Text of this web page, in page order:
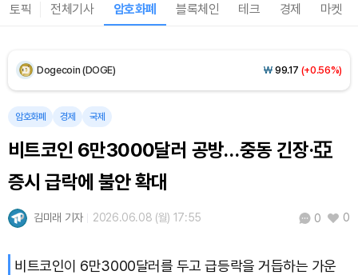
토픽 전체기사 암호화폐 블록체인 테크 경제 마켓
Hyperliquid (HYPE)
Dogecoin (DOGE) ₩ 99.17 (+0.56%)
Bitcoin (BTC)
암호화폐 경제 국제
비트코인 6만3000달러 공방…중동 긴장·亞
증시 급락에 불안 확대
김미래 기자 2026.06.08 (월) 17:55 0 0
비트코인이 6만3000달러를 두고 급등락을 거듭하는 가운